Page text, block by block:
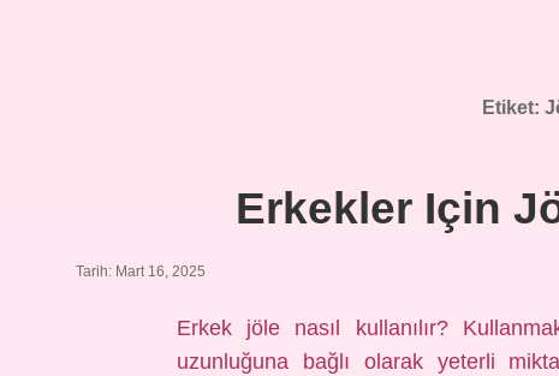
Etiket:
Erkekler Için
Tarih: Mart 16, 2025
Erkek jöle nasıl kullanılır?
uzunluğuna bağlı olarak yeterli